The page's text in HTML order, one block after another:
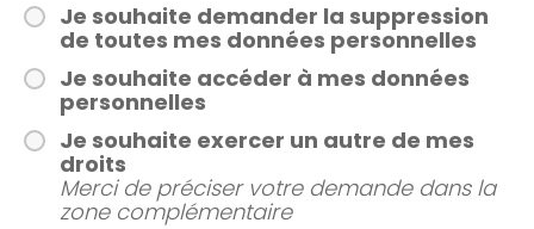
Je souhaite demander la suppression
de toutes mes données personnelles
Je souhaite accéder à mes données
personnelles
Je souhaite exercer un autre de mes
droits
Merci de préciser votre demande dans la
zone complémentaire